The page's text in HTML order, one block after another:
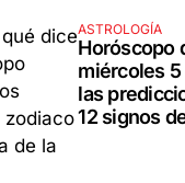
ASTROLOGÍA
Horóscopo
miércoles
las
12 signos